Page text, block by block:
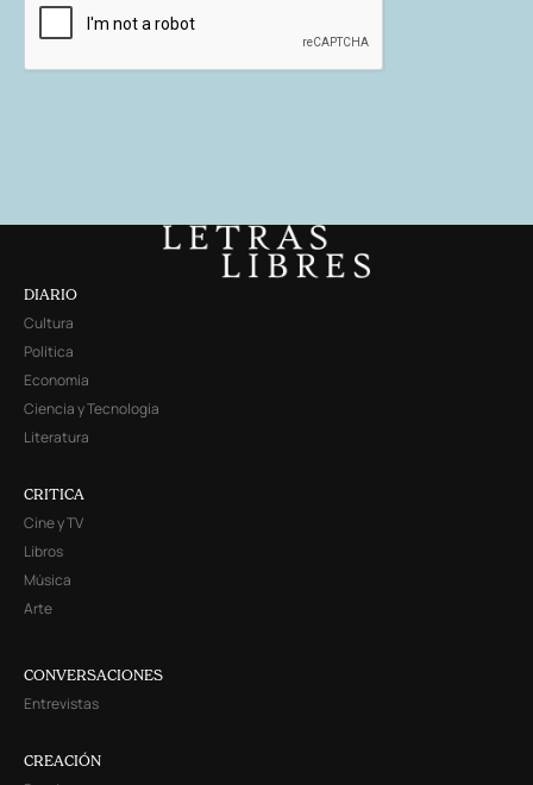
DIARIO
Cultura
Política
Economía
Ciencia y Tecnología
Literatura
CRITICA
Cine y TV
Libros
Música
Arte
CONVERSACIONES
Entrevistas
CREACIÓN